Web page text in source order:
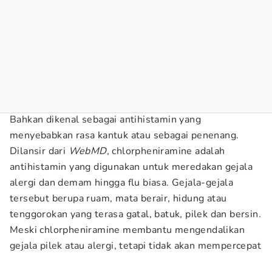
Bahkan dikenal sebagai antihistamin yang
menyebabkan rasa kantuk atau sebagai penenang.
Dilansir dari WebMD, chlorpheniramine adalah
antihistamin yang digunakan untuk meredakan gejala
alergi dan demam hingga flu biasa. Gejala-gejala
tersebut berupa ruam, mata berair, hidung atau
tenggorokan yang terasa gatal, batuk, pilek dan bersin.
Meski chlorpheniramine membantu mengendalikan
gejala pilek atau alergi, tetapi tidak akan mempercepat